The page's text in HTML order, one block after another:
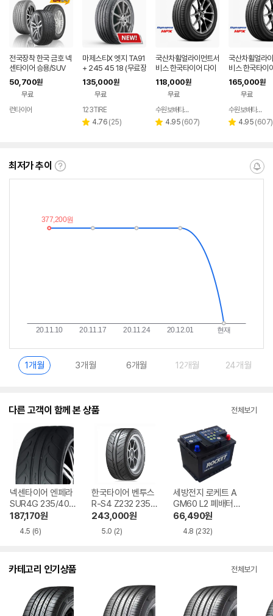
전국장착 한국 금호 넥
센타이어 승용/SUV
타이어 모음전
50,700원
무료
런타이어
마제스티X 엣지 TA91
+ 245 45 18 (무료장
착/전국택배)
135,000원
무료
123TIRE
별 4.76 리
(25)
국산차휠얼라이먼트서
비스 한국타이어 다이
나프로 HPX 235551
9 235 55 19, 1개
118,000원
무료
페이
수원보배타이어
별 4.95 리
(607)
국산차휠얼라
비스 한국타이
나프로 HPX
20 255 45
165,000원
무료
수원보배타이어
별 4.95 리
(607)
최저가 추이
최
이
란?
알
1개월 3개월 6개월 12개월 24개월
다른 고객이 함께 본 상품 전체보기
넥센타이어 엔페라
SUR4G 235/40R
18 장착비별도
187,170원
4.5 (6)
한국타이어 벤투스
R-S4 Z232 235/
40R18 장착비별도
243,000원
5.0 (2)
세방전지 로케트 A
GM60 L2 폐배터
리 반납
66,490원
4.8 (232)
카테고리 인기상품 전체보기